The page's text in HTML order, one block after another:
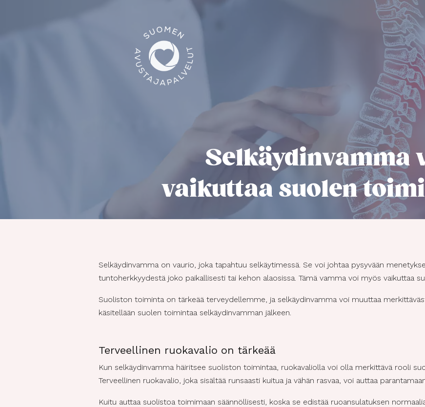
Selkäydinvamma
vaikuttaa suolen
Selkäydinvamma on vaurio, joka tapahtuu selkäytimessä. Se voi johtaa pysyvään
tuntoherkkyydestä joko paikallisesti tai kehon alaosissa. Tämä vamma voi myös vaikuttaa
Suoliston toiminta on tärkeää terveydellemme, ja selkäydinvamma voi muuttaa
käsitellään suolen toimintaa selkäydinvamman jälkeen.
Terveellinen ruokavalio on tärkeää
Kun selkäydinvamma häiritsee suoliston toimintaa, ruokavaliolla voi olla merkittävä rooli
Terveellinen ruokavalio, joka sisältää runsaasti kuitua ja vähän rasvaa, voi auttaa
Kuitu auttaa suolistoa toimimaan säännöllisesti, koska se edistää ruoansulatuksen